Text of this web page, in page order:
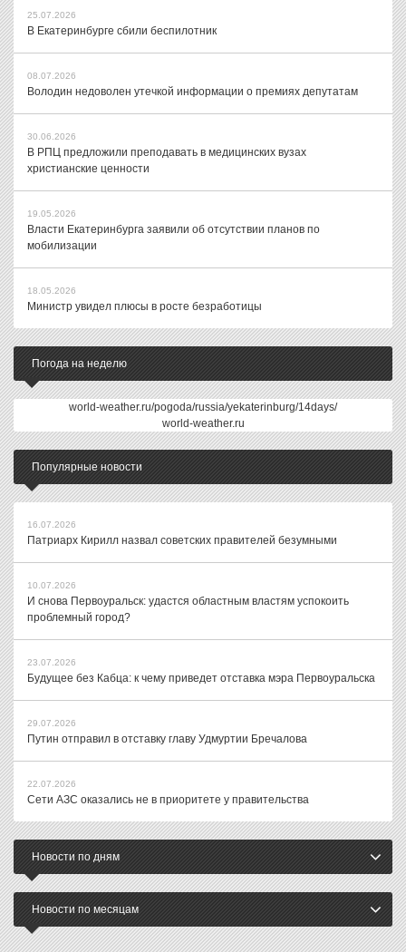
25.07.2026
В Екатеринбурге сбили беспилотник
08.07.2026
Володин недоволен утечкой информации о премиях депутатам
30.06.2026
В РПЦ предложили преподавать в медицинских вузах
христианские ценности
19.05.2026
Власти Екатеринбурга заявили об отсутствии планов по
мобилизации
18.05.2026
Министр увидел плюсы в росте безработицы
Погода на неделю
world-weather.ru/pogoda/russia/yekaterinburg/14days/
world-weather.ru
Популярные новости
16.07.2026
Патриарх Кирилл назвал советских правителей безумными
10.07.2026
И снова Первоуральск: удастся областным властям успокоить
проблемный город?
23.07.2026
Будущее без Кабца: к чему приведет отставка мэра Первоуральска
29.07.2026
Путин отправил в отставку главу Удмуртии Бречалова
22.07.2026
Сети АЗС оказались не в приоритете у правительства
Новости по дням
Новости по месяцам